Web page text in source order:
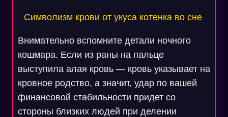
Символизм крови от укуса котенка во сне
Внимательно вспомните детали ночного
кошмара. Если из раны на пальце
выступила алая кровь — кровь указывает на
кровное родство, а значит, удар по вашей
финансовой стабильности придет со
стороны близких людей при делении